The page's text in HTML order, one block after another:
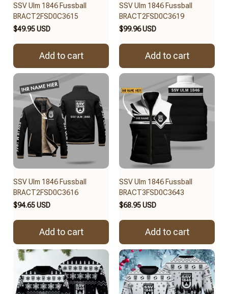
SSV Ulm 1846 Fussball
BRACT2FSD0C3615
$49.95 USD
Add to cart
SSV Ulm 1846 Fussball
BRACT2FSD0C3619
$99.96 USD
Add to cart
SSV Ulm 1846 Fussball
BRACT2FSD0C3616
$94.65 USD
Add to cart
SSV Ulm 1846 Fussball
BRACT3FSD0C3643
$68.95 USD
Add to cart